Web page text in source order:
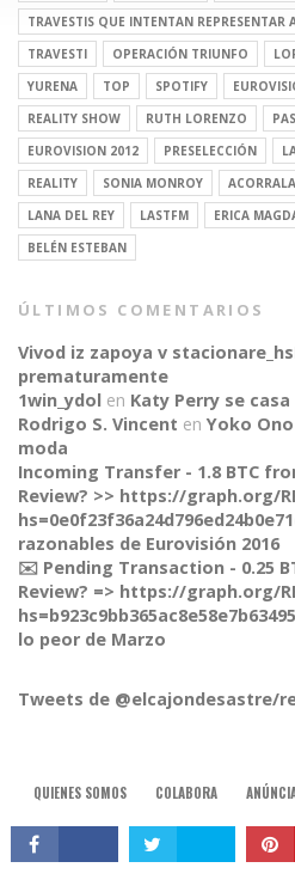
CONNECT
TRAVESTIS QUE INTENTAN REPRESENTAR
TRAVESTI
OPERACIÓN TRIUNFO
YURENA
TOP SPOTIFY
REALITY SHOW
RUTH LORENZO
EUROVISION 2012
PRESELECCIÓN
REALITY
SONIA MONROY
LANA DEL REY
LASTFM ERICA
BELÉN ESTEBAN
ÚLTIMOS COMENTARIOS
Vivod iz zapoya v
prematuramente
1win_ydol en Katy Perry se
Rodrigo S. Vincent en Yoko
moda
Incoming Transfer - 1.8 BTC
Review? >> https://graph.org/
razonables de Eurovisión 2016
✉️ Pending Transaction - 0.25
Review? => https://graph.org/
lo peor de Marzo
Tweets de @elcajondesastre/
QUIENES SOMOS COLABORA
© 2015, El Cajón Desastre.